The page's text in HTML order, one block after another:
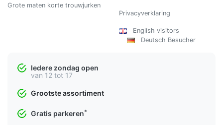
Grote maten korte trouwjurken
Privacyverklaring
English visitors
Deutsch Besucher
Iedere zondag open
van 12 tot 17
Grootste assortiment
Gratis parkeren*